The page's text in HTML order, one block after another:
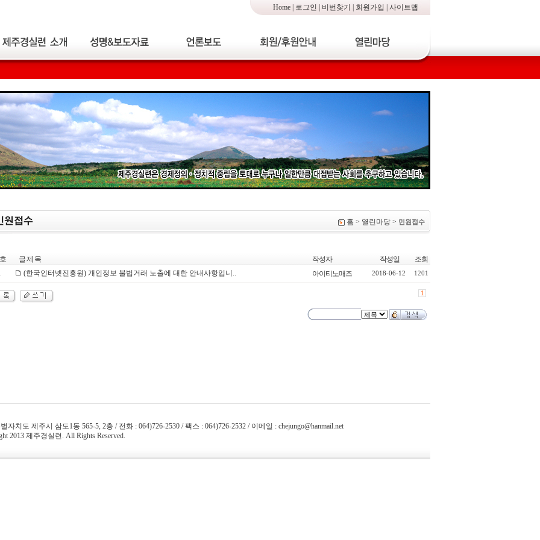
Home 로그인 비번찾기 회원가입 사이트맵
홈 > 열린마당 > 민원접수
글 제 목 작성자 작성일 조회
(한국인터넷진흥원) 개인정보 불법거래 노출에 대한 안내사항입니.. 아이티노매즈 2018-06-12 1201
1
자치도 제주시 삼도1동 565-5, 2층 / 전화 : 064)726-2530 / 팩스 : 064)726-2532 / 이메일 : chejungo@hanmail.net
2013 제주경실련. All Rights Reserved.